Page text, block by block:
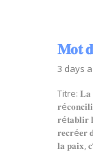
𝐌𝐨𝐭
3 days
Titre: 𝐋𝐚
𝐫é𝐭𝐚𝐛𝐥𝐢𝐫
𝐫𝐞𝐜𝐫é𝐞𝐫
𝐥𝐚 𝐩𝐚𝐢𝐱,